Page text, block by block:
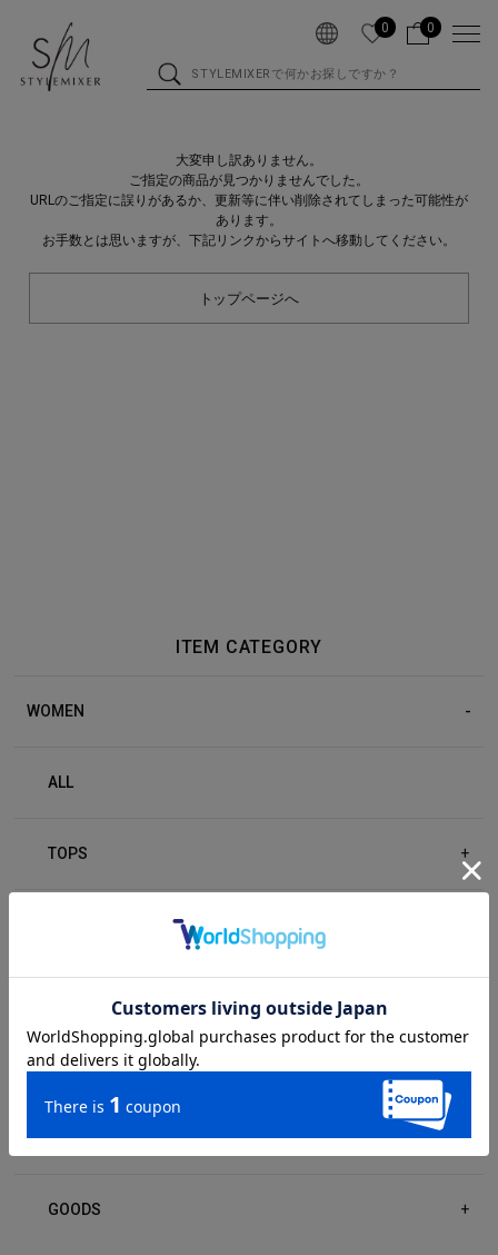
0 0
大変申し訳ありません。
ご指定の商品が見つかりませんでした。
URLのご指定に誤りがあるか、更新等に伴い削除されてしまった可能性が
あります。
お手数とは思いますが、下記リンクからサイトへ移動してください。
トップページへ
ITEM CATEGORY
WOMEN
ALL
TOPS +
DRESS/ONE-PIECE
ACCESSORIES +
GOODS +